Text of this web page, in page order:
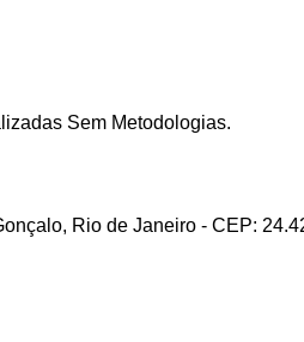
Sem Metodologias.
Rio de Janeiro - CEP: